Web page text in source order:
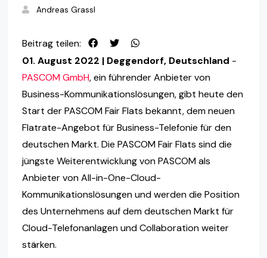
Andreas Grassl
Beitrag teilen:
01. August 2022 | Deggendorf, Deutschland -
PASCOM GmbH, ein führender Anbieter von
Business-Kommunikationslösungen, gibt heute den
Start der PASCOM Fair Flats bekannt, dem neuen
Flatrate-Angebot für Business-Telefonie für den
deutschen Markt. Die PASCOM Fair Flats sind die
jüngste Weiterentwicklung von PASCOM als
Anbieter von All-in-One-Cloud-
Kommunikationslösungen und werden die Position
des Unternehmens auf dem deutschen Markt für
Cloud-Telefonanlagen und Collaboration weiter
stärken.